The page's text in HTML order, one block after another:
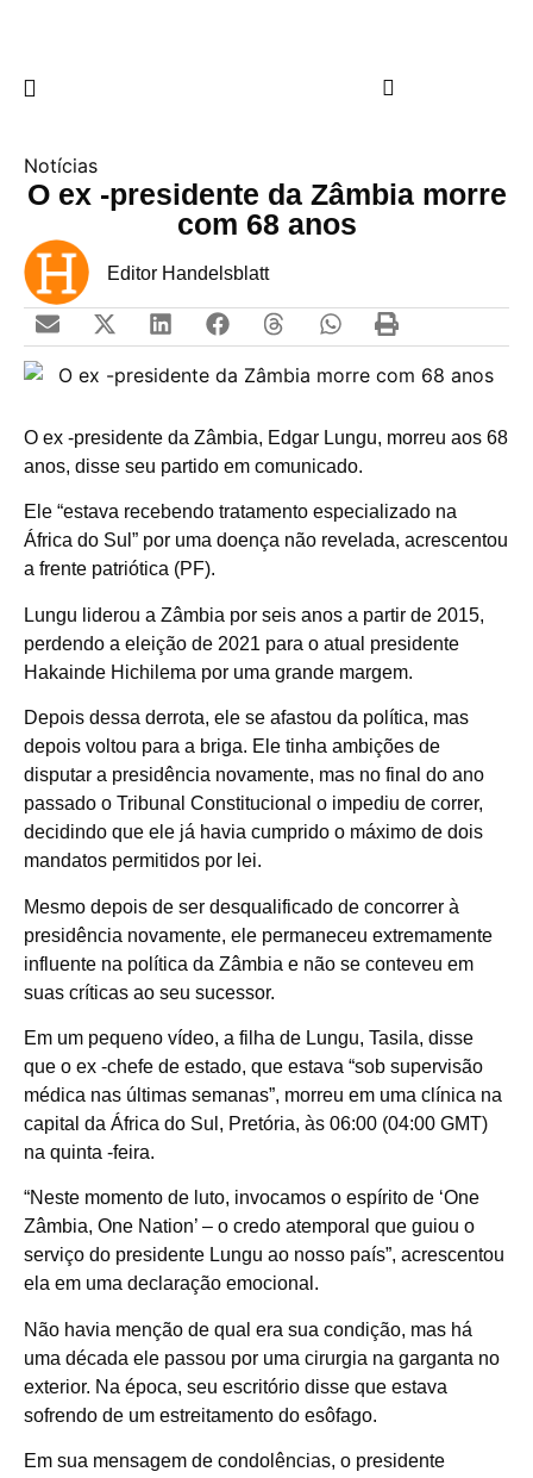
Notícias
O ex -presidente da Zâmbia morre
com 68 anos
Editor Handelsblatt
O ex -presidente da Zâmbia, Edgar Lungu, morreu aos 68
anos, disse seu partido em comunicado.
Ele “estava recebendo tratamento especializado na
África do Sul” por uma doença não revelada, acrescentou
a frente patriótica (PF).
Lungu liderou a Zâmbia por seis anos a partir de 2015,
perdendo a eleição de 2021 para o atual presidente
Hakainde Hichilema por uma grande margem.
Depois dessa derrota, ele se afastou da política, mas
depois voltou para a briga. Ele tinha ambições de
disputar a presidência novamente, mas no final do ano
passado o Tribunal Constitucional o impediu de correr,
decidindo que ele já havia cumprido o máximo de dois
mandatos permitidos por lei.
Mesmo depois de ser desqualificado de concorrer à
presidência novamente, ele permaneceu extremamente
influente na política da Zâmbia e não se conteveu em
suas críticas ao seu sucessor.
Em um pequeno vídeo, a filha de Lungu, Tasila, disse
que o ex -chefe de estado, que estava “sob supervisão
médica nas últimas semanas”, morreu em uma clínica na
capital da África do Sul, Pretória, às 06:00 (04:00 GMT)
na quinta -feira.
“Neste momento de luto, invocamos o espírito de ‘One
Zâmbia, One Nation’ – o credo atemporal que guiou o
serviço do presidente Lungu ao nosso país”, acrescentou
ela em uma declaração emocional.
Não havia menção de qual era sua condição, mas há
uma década ele passou por uma cirurgia na garganta no
exterior. Na época, seu escritório disse que estava
sofrendo de um estreitamento do esôfago.
Em sua mensagem de condolências, o presidente